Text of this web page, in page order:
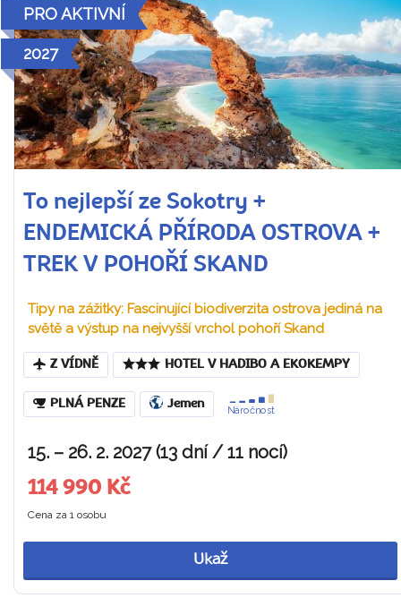
PRO AKTIVNÍ
2027
To nejlepší ze Sokotry +
ENDEMICKÁ PŘÍRODA OSTROVA +
TREK V POHOŘÍ SKAND
Tipy na zážitky: Fascinující biodiverzita ostrova jediná na
světě a výstup na nejvyšší vrchol pohoří Skand
Z VÍDNĚ HOTEL V HADIBO A EKOKEMPY
PLNÁ PENZE Jemen
Náročnost
15. – 26. 2. 2027 (13 dní / 11 nocí)
114 990 Kč
Cena za 1 osobu
Ukaž